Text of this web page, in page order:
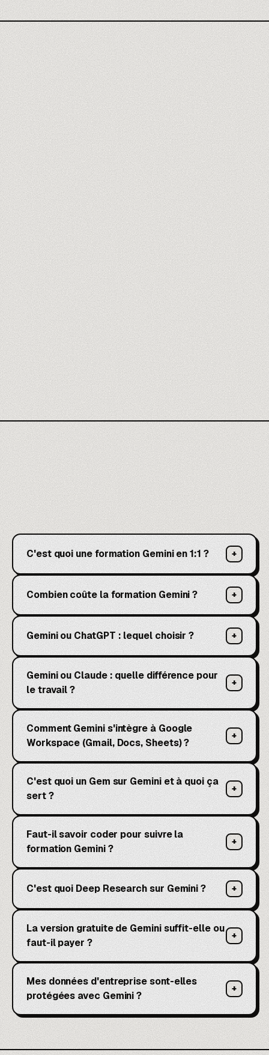
C'est quoi une formation Gemini en 1:1 ? +
Combien coûte la formation Gemini ? +
Gemini ou ChatGPT : lequel choisir ? +
Gemini ou Claude : quelle différence pour
le travail ?
+
Comment Gemini s'intègre à Google
Workspace (Gmail, Docs, Sheets) ?
+
C'est quoi un Gem sur Gemini et à quoi ça
sert ?
+
Faut-il savoir coder pour suivre la
formation Gemini ?
+
C'est quoi Deep Research sur Gemini ? +
La version gratuite de Gemini suffit-elle ou
faut-il payer ?
+
Mes données d'entreprise sont-elles
protégées avec Gemini ?
+